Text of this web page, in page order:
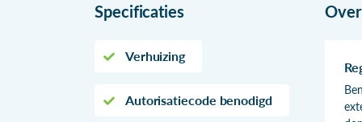
Specificaties
Verhuizing
Autorisatiecode benodigd
Over